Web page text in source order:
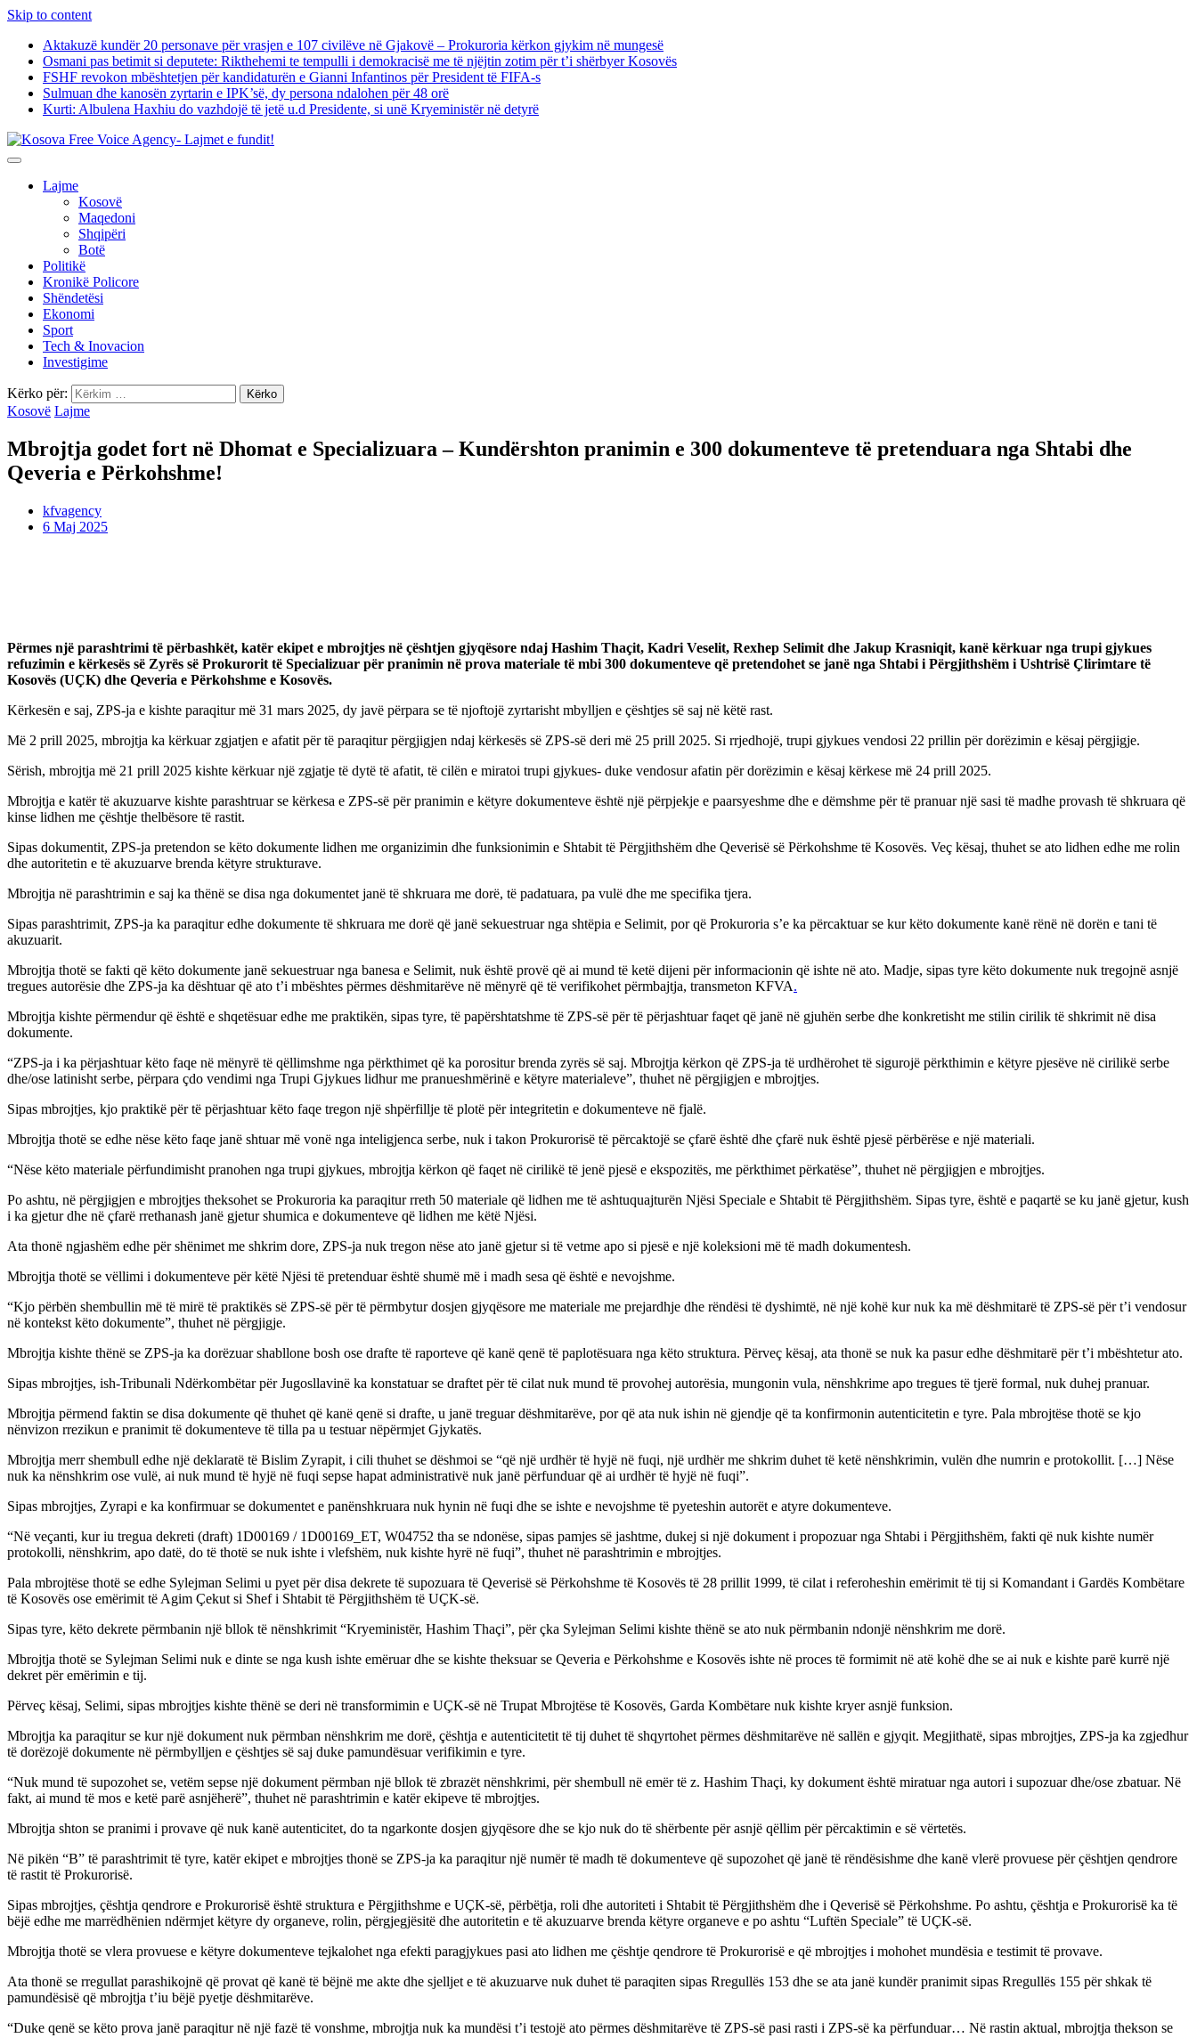
Skip to content
Aktakuzë kundër 20 personave për vrasjen e 107 civilëve në Gjakovë – Prokuroria kërkon gjykim në mungesë
Osmani pas betimit si deputete: Rikthehemi te tempulli i demokracisë me të njëjtin zotim për t’i shërbyer Kosovës
FSHF revokon mbështetjen për kandidaturën e Gianni Infantinos për President të FIFA-s
Sulmuan dhe kanosën zyrtarin e IPK’së, dy persona ndalohen për 48 orë
Kurti: Albulena Haxhiu do vazhdojë të jetë u.d Presidente, si unë Kryeministër në detyrë
Lajme
Kosovë
Maqedoni
Shqipëri
Botë
Politikë
Kronikë Policore
Shëndetësi
Ekonomi
Sport
Tech & Inovacion
Investigime
Kërko për:
Kosovë Lajme
Mbrojtja godet fort në Dhomat e Specializuara – Kundërshton pranimin e 300 dokumenteve të pretenduara nga Shtabi dhe
Qeveria e Përkohshme!
kfvagency
6 Maj 2025
Përmes një parashtrimi të përbashkët, katër ekipet e mbrojtjes në çështjen gjyqësore ndaj Hashim Thaçit, Kadri Veselit, Rexhep Selimit dhe Jakup Krasniqit, kanë kërkuar nga trupi gjykues
refuzimin e kërkesës së Zyrës së Prokurorit të Specializuar për pranimin në prova materiale të mbi 300 dokumenteve që pretendohet se janë nga Shtabi i Përgjithshëm i Ushtrisë Çlirimtare të
Kosovës (UÇK) dhe Qeveria e Përkohshme e Kosovës.
Kërkesën e saj, ZPS-ja e kishte paraqitur më 31 mars 2025, dy javë përpara se të njoftojë zyrtarisht mbylljen e çështjes së saj në këtë rast.
Më 2 prill 2025, mbrojtja ka kërkuar zgjatjen e afatit për të paraqitur përgjigjen ndaj kërkesës së ZPS-së deri më 25 prill 2025. Si rrjedhojë, trupi gjykues vendosi 22 prillin për dorëzimin e kësaj përgjigje.
Sërish, mbrojtja më 21 prill 2025 kishte kërkuar një zgjatje të dytë të afatit, të cilën e miratoi trupi gjykues- duke vendosur afatin për dorëzimin e kësaj kërkese më 24 prill 2025.
Mbrojtja e katër të akuzuarve kishte parashtruar se kërkesa e ZPS-së për pranimin e këtyre dokumenteve është një përpjekje e paarsyeshme dhe e dëmshme për të pranuar një sasi të madhe provash të shkruara që
kinse lidhen me çështje thelbësore të rastit.
Sipas dokumentit, ZPS-ja pretendon se këto dokumente lidhen me organizimin dhe funksionimin e Shtabit të Përgjithshëm dhe Qeverisë së Përkohshme të Kosovës. Veç kësaj, thuhet se ato lidhen edhe me rolin
dhe autoritetin e të akuzuarve brenda këtyre strukturave.
Mbrojtja në parashtrimin e saj ka thënë se disa nga dokumentet janë të shkruara me dorë, të padatuara, pa vulë dhe me specifika tjera.
Sipas parashtrimit, ZPS-ja ka paraqitur edhe dokumente të shkruara me dorë që janë sekuestruar nga shtëpia e Selimit, por që Prokuroria s’e ka përcaktuar se kur këto dokumente kanë rënë në dorën e tani të
akuzuarit.
Mbrojtja thotë se fakti që këto dokumente janë sekuestruar nga banesa e Selimit, nuk është provë që ai mund të ketë dijeni për informacionin që ishte në ato. Madje, sipas tyre këto dokumente nuk tregojnë asnjë
tregues autorësie dhe ZPS-ja ka dështuar që ato t’i mbështes përmes dëshmitarëve në mënyrë që të verifikohet përmbajtja, transmeton KFVA.
Mbrojtja kishte përmendur që është e shqetësuar edhe me praktikën, sipas tyre, të papërshtatshme të ZPS-së për të përjashtuar faqet që janë në gjuhën serbe dhe konkretisht me stilin cirilik të shkrimit në disa
dokumente.
“ZPS-ja i ka përjashtuar këto faqe në mënyrë të qëllimshme nga përkthimet që ka porositur brenda zyrës së saj. Mbrojtja kërkon që ZPS-ja të urdhërohet të sigurojë përkthimin e këtyre pjesëve në cirilikë serbe
dhe/ose latinisht serbe, përpara çdo vendimi nga Trupi Gjykues lidhur me pranueshmërinë e këtyre materialeve”, thuhet në përgjigjen e mbrojtjes.
Sipas mbrojtjes, kjo praktikë për të përjashtuar këto faqe tregon një shpërfillje të plotë për integritetin e dokumenteve në fjalë.
Mbrojtja thotë se edhe nëse këto faqe janë shtuar më vonë nga inteligjenca serbe, nuk i takon Prokurorisë të përcaktojë se çfarë është dhe çfarë nuk është pjesë përbërëse e një materiali.
“Nëse këto materiale përfundimisht pranohen nga trupi gjykues, mbrojtja kërkon që faqet në cirilikë të jenë pjesë e ekspozitës, me përkthimet përkatëse”, thuhet në përgjigjen e mbrojtjes.
Po ashtu, në përgjigjen e mbrojtjes theksohet se Prokuroria ka paraqitur rreth 50 materiale që lidhen me të ashtuquajturën Njësi Speciale e Shtabit të Përgjithshëm. Sipas tyre, është e paqartë se ku janë gjetur, kush
i ka gjetur dhe në çfarë rrethanash janë gjetur shumica e dokumenteve që lidhen me këtë Njësi.
Ata thonë ngjashëm edhe për shënimet me shkrim dore, ZPS-ja nuk tregon nëse ato janë gjetur si të vetme apo si pjesë e një koleksioni më të madh dokumentesh.
Mbrojtja thotë se vëllimi i dokumenteve për këtë Njësi të pretenduar është shumë më i madh sesa që është e nevojshme.
“Kjo përbën shembullin më të mirë të praktikës së ZPS-së për të përmbytur dosjen gjyqësore me materiale me prejardhje dhe rëndësi të dyshimtë, në një kohë kur nuk ka më dëshmitarë të ZPS-së për t’i vendosur
në kontekst këto dokumente”, thuhet në përgjigje.
Mbrojtja kishte thënë se ZPS-ja ka dorëzuar shabllone bosh ose drafte të raporteve që kanë qenë të paplotësuara nga këto struktura. Përveç kësaj, ata thonë se nuk ka pasur edhe dëshmitarë për t’i mbështetur ato.
Sipas mbrojtjes, ish-Tribunali Ndërkombëtar për Jugosllavinë ka konstatuar se draftet për të cilat nuk mund të provohej autorësia, mungonin vula, nënshkrime apo tregues të tjerë formal, nuk duhej pranuar.
Mbrojtja përmend faktin se disa dokumente që thuhet që kanë qenë si drafte, u janë treguar dëshmitarëve, por që ata nuk ishin në gjendje që ta konfirmonin autenticitetin e tyre. Pala mbrojtëse thotë se kjo
nënvizon rrezikun e pranimit të dokumenteve të tilla pa u testuar nëpërmjet Gjykatës.
Mbrojtja merr shembull edhe një deklaratë të Bislim Zyrapit, i cili thuhet se dëshmoi se “që një urdhër të hyjë në fuqi, një urdhër me shkrim duhet të ketë nënshkrimin, vulën dhe numrin e protokollit. […] Nëse
nuk ka nënshkrim ose vulë, ai nuk mund të hyjë në fuqi sepse hapat administrativë nuk janë përfunduar që ai urdhër të hyjë në fuqi”.
Sipas mbrojtjes, Zyrapi e ka konfirmuar se dokumentet e panënshkruara nuk hynin në fuqi dhe se ishte e nevojshme të pyeteshin autorët e atyre dokumenteve.
“Në veçanti, kur iu tregua dekreti (draft) 1D00169 / 1D00169_ET, W04752 tha se ndonëse, sipas pamjes së jashtme, dukej si një dokument i propozuar nga Shtabi i Përgjithshëm, fakti që nuk kishte numër
protokolli, nënshkrim, apo datë, do të thotë se nuk ishte i vlefshëm, nuk kishte hyrë në fuqi”, thuhet në parashtrimin e mbrojtjes.
Pala mbrojtëse thotë se edhe Sylejman Selimi u pyet për disa dekrete të supozuara të Qeverisë së Përkohshme të Kosovës të 28 prillit 1999, të cilat i referoheshin emërimit të tij si Komandant i Gardës Kombëtare
të Kosovës ose emërimit të Agim Çekut si Shef i Shtabit të Përgjithshëm të UÇK-së.
Sipas tyre, këto dekrete përmbanin një bllok të nënshkrimit “Kryeministër, Hashim Thaçi”, për çka Sylejman Selimi kishte thënë se ato nuk përmbanin ndonjë nënshkrim me dorë.
Mbrojtja thotë se Sylejman Selimi nuk e dinte se nga kush ishte emëruar dhe se kishte theksuar se Qeveria e Përkohshme e Kosovës ishte në proces të formimit në atë kohë dhe se ai nuk e kishte parë kurrë një
dekret për emërimin e tij.
Përveç kësaj, Selimi, sipas mbrojtjes kishte thënë se deri në transformimin e UÇK-së në Trupat Mbrojtëse të Kosovës, Garda Kombëtare nuk kishte kryer asnjë funksion.
Mbrojtja ka paraqitur se kur një dokument nuk përmban nënshkrim me dorë, çështja e autenticitetit të tij duhet të shqyrtohet përmes dëshmitarëve në sallën e gjyqit. Megjithatë, sipas mbrojtjes, ZPS-ja ka zgjedhur
të dorëzojë dokumente në përmbylljen e çështjes së saj duke pamundësuar verifikimin e tyre.
“Nuk mund të supozohet se, vetëm sepse një dokument përmban një bllok të zbrazët nënshkrimi, për shembull në emër të z. Hashim Thaçi, ky dokument është miratuar nga autori i supozuar dhe/ose zbatuar. Në
fakt, ai mund të mos e ketë parë asnjëherë”, thuhet në parashtrimin e katër ekipeve të mbrojtjes.
Mbrojtja shton se pranimi i provave që nuk kanë autenticitet, do ta ngarkonte dosjen gjyqësore dhe se kjo nuk do të shërbente për asnjë qëllim për përcaktimin e së vërtetës.
Në pikën “B” të parashtrimit të tyre, katër ekipet e mbrojtjes thonë se ZPS-ja ka paraqitur një numër të madh të dokumenteve që supozohet që janë të rëndësishme dhe kanë vlerë provuese për çështjen qendrore
të rastit të Prokurorisë.
Sipas mbrojtjes, çështja qendrore e Prokurorisë është struktura e Përgjithshme e UÇK-së, përbëtja, roli dhe autoriteti i Shtabit të Përgjithshëm dhe i Qeverisë së Përkohshme. Po ashtu, çështja e Prokurorisë ka të
bëjë edhe me marrëdhënien ndërmjet këtyre dy organeve, rolin, përgjegjësitë dhe autoritetin e të akuzuarve brenda këtyre organeve e po ashtu “Luftën Speciale” të UÇK-së.
Mbrojtja thotë se vlera provuese e këtyre dokumenteve tejkalohet nga efekti paragjykues pasi ato lidhen me çështje qendrore të Prokurorisë e që mbrojtjes i mohohet mundësia e testimit të provave.
Ata thonë se rregullat parashikojnë që provat që kanë të bëjnë me akte dhe sjelljet e të akuzuarve nuk duhet të paraqiten sipas Rregullës 153 dhe se ata janë kundër pranimit sipas Rregullës 155 për shkak të
pamundësisë që mbrojtja t’iu bëjë pyetje dëshmitarëve.
“Duke qenë se këto prova janë paraqitur në një fazë të vonshme, mbrojtja nuk ka mundësi t’i testojë ato përmes dëshmitarëve të ZPS-së pasi rasti i ZPS-së ka përfunduar… Në rastin aktual, mbrojtja thekson se